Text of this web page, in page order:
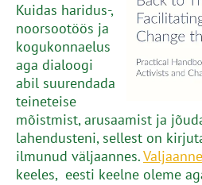
Kuidas haridus-,
noorsootöös ja
kogukonnaelus
aga dialoogi
abil suurendada
teineteise
mõistmist, arusaamist ja
lahendusteni, sellest on
ilmunud väljaannes.Valjaanne
keeles, eesti keelne oleme